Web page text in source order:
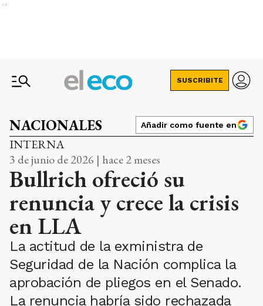
Ads
SUSCRIBITE
NACIONALES Añadir como fuente en
INTERNA
3 de junio de 2026 | hace 2 meses
Bullrich ofreció su
renuncia y crece la crisis
en LLA
La actitud de la exministra de
Seguridad de la Nación complica la
aprobación de pliegos en el Senado.
La renuncia habría sido rechazada